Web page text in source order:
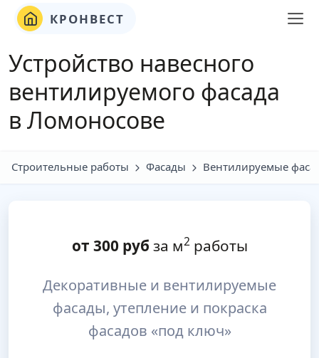
КРОНВЕСТ
Устройство навесного
вентилируемого фасада
в Ломоносове
Строительные работы Фасады Вентилируемые
от 300руб за м2работы
Декоративные и вентилируемые
фасады, утепление и покраска
фасадов «под ключ»